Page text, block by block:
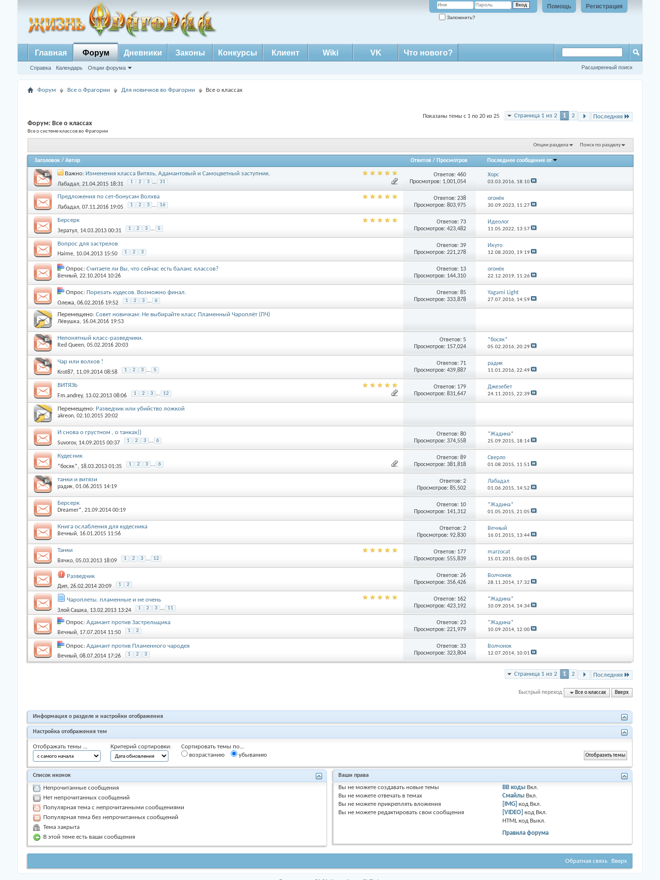
Регистрация
Помощь
Запомнить?
Главная Форум
Справка Календарь Опции форума
Дневники Законы Конкурсы Клиент Wiki VK Что нового?
Расширенный поиск
Форум Все о Фрагории Для новичков во Фрагории Все о классах
Страница 1 из 2 1 2 Последняя
Показаны темы с 1 по 20 из 25
Форум: Все о классах
Все о системе классов во Фрагории
Опции раздела Поиск по разделу
Заголовок / Автор Ответов/ Просмотров Последнее сообщение от
Важно: Изменения класса Витязь, Адамантовый и Самоцветный заступник.
Лабадал, 21.04.2015 18:31 1 2 3 ... 31
Ответов: 460
Просмотров: 1,001,054
Xopc
03.03.2016, 18:10
Предложения по сет-бонусам Волхва
Лабадал, 07.11.2016 19:05 1 2 3 ... 16
Ответов: 238
Просмотров: 803,975
огонёк
30.09.2023, 11:27
Берсерк
Зератул, 14.03.2013 00:31 1 2 3 ... 5
Ответов: 73
Просмотров: 423,482
Идеолог
11.05.2022, 13:57
Вопрос для застрелов
Haime, 10.04.2013 15:50 1 2 3
Ответов: 39
Просмотров: 221,278
Икуто
12.08.2020, 19:19
Опрос: Считаете ли Вы, что сейчас есть баланс классов?
Вечный, 22.10.2014 10:26
Ответов: 13
Просмотров: 144,310
огонёк
22.12.2019, 11:26
Опрос: Порезать кудесов. Возможно финал.
Олежа, 06.02.2016 19:52 1 2 3 ... 6
Ответов: 85
Просмотров: 333,878
Yagami Light
27.07.2016, 14:59
Перемещено: Совет новичкам: Не выбирайте класс Пламенный Чароплёт (ПЧ)
Лёвушка, 16.04.2016 19:53
Непонятный класс-разведчики.
Red Queen, 05.02.2016 20:03
Ответов: 5
Просмотров: 157,024
*босяк*
05.02.2016,20:29
Чар или волхов !
Krot87, 11.09.2014 08:58 1 2 3 ... 5
Ответов: 71
Просмотров: 439,887
радик
11.01.2016,22:49
ВИТЯЗЬ
Fm.andrey, 13.02.2013 08:06 1 2 3 ... 12
Ответов: 179
Просмотров: 831,647
Джезебет
24.11.2015,22:39
Перемещено: Разведчик или убийство ложкой
akreon, 02.10.2015 20:02
И снова о грустном , о танках))
Suvorov, 14.09.2015 00:37 1 2 3 ... 6
Ответов: 80
Просмотров: 374,558
*Жадина*
25.09.2015, 18:14
Кудесник
*босяк*, 18.03.2013 01:35 1 2 3 ... 6
Ответов: 89
Просмотров: 381,818
Сверло
01.08.2015, 11:51
танки и витязи
радик, 01.06.2015 14:19
Ответов: 2
Просмотров: 85,502
Лабадал
01.06.2015, 14:52
Берсерк
Dreamer*, 21.09.2014 00:19
Ответов: 10
Просмотров: 141,312
*Жадина*
01.05.2015,21:05
Книга ослабления для кудесника
Вечный, 16.01.2015 11:56
Ответов: 2
Просмотров: 92,830
Вечный
16.01.2015, 13:44
Танки
Вячко, 05.03.2013 18:09 1 2 3 ... 12
Ответов: 177
Просмотров: 555,839
marzocat
15.01.2015,06:05
Разведчик
Дип, 26.02.2014 20:09 1 2
Ответов: 26
Просмотров: 356,426
Волчонок
28.11.2014, 17:32
Чароплеты. пламенные и не очень
Злой Сашка, 13.02.2013 13:24 1 2 3 ... 11
Ответов: 162
Просмотров: 423,192
*Жадина*
10.09.2014, 14:34
Опрос: Адамант против Застрельщика
Вечный, 17.07.2014 11:50 1 2
Ответов: 23
Просмотров: 221,979
*Жадина*
10.09.2014, 12:00
Опрос: Адамант против Пламенного чародея
Вечный, 08.07.2014 17:26 1 2 3
Ответов: 33
Просмотров: 323,804
Волчонок
12.07.2014, 10:01
Страница 1 из 2 1 2 Последняя
Быстрый переход Все о классах Вверх
Информация о разделе и настройки отображения
Настройка отображения тем
Отображать темы ... Критерий сортировки:
Сортировать темы по...
возрастанию
убыванию
Список иконок
Непрочитанные сообщения
Нет непрочитанных сообщений
Популярная тема с непрочитанными сообщениями
Популярная тема без непрочитанных сообщений
Тема закрыта
В этой теме есть ваши сообщения
Ваши права
Вы не можете создавать новые темы
Вы не можете отвечать в темах
Вы не можете прикреплять вложения
Вы не можете редактировать свои сообщения
BB коды Вкл.
Смайлы Вкл.
[IMG] код Вкл.
[VIDEO] код Вкл.
HTML код Выкл.
Правила форума
Обратная связь Вверх